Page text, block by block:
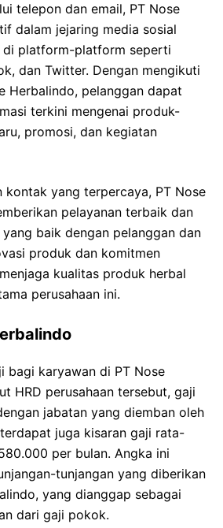
telepon dan email, PT Nose
dalam jejaring media sosial
di platform-platform seperti
dan Twitter. Dengan mengikuti
Herbalindo, pelanggan dapat
terkini mengenai produk-
promosi, dan kegiatan
kontak yang terpercaya, PT Nose
pelayanan terbaik dan
baik dengan pelanggan dan
produk dan komitmen
kualitas produk herbal
perusahaan ini.
bagi karyawan di PT Nose
HRD perusahaan tersebut, gaji
jabatan yang diemban oleh
juga kisaran gaji rata-
per bulan. Angka ini
tunjangan yang diberikan
yang dianggap sebagai
dari gaji pokok.